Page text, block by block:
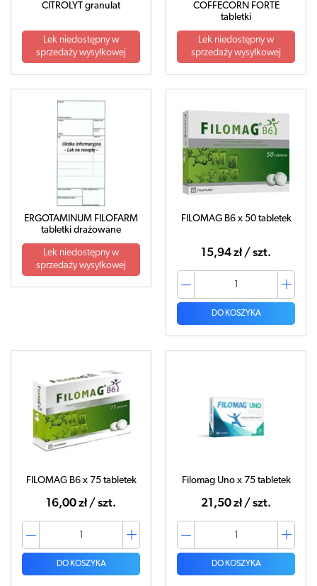
CITROLYT granulat
Lek niedostępny w
sprzedaży wysyłkowej
COFFECORN FORTE
tabletki
Lek niedostępny w
sprzedaży wysyłkowej
ERGOTAMINUM FILOFARM
tabletki drażowane
Lek niedostępny w
sprzedaży wysyłkowej
FILOMAG B6 x 50 tabletek
15,94 zł / szt.
DO KOSZYKA
FILOMAG B6 x 75 tabletek
16,00 zł / szt.
DO KOSZYKA
Filomag Uno x 75 tabletek
21,50 zł / szt.
DO KOSZYKA